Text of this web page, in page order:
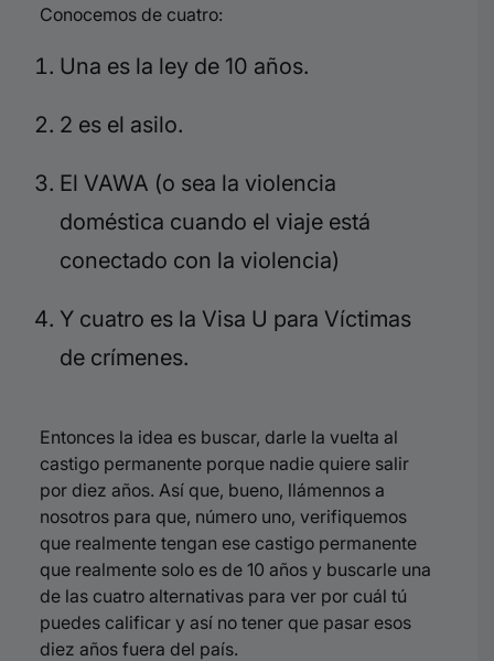
Conocemos de cuatro:
Una es la ley de 10 años.
2 es el asilo.
El VAWA (o sea la violencia
doméstica cuando el viaje está
conectado con la violencia)
Y cuatro es la Visa U para Víctimas
de crímenes.
Entonces la idea es buscar, darle la vuelta al
castigo permanente porque nadie quiere salir
por diez años. Así que, bueno, llámennos a
nosotros para que, número uno, verifiquemos
que realmente tengan ese castigo permanente
que realmente solo es de 10 años y buscarle una
de las cuatro alternativas para ver por cuál tú
puedes calificar y así no tener que pasar esos
diez años fuera del país.